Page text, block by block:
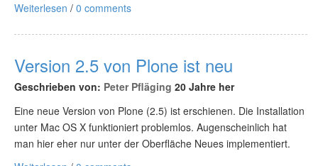
Weiterlesen / 0 comments
Version 2.5 von Plone ist neu
Geschrieben von: Peter Pfläging 20 Jahre her
Eine neue Version von Plone (2.5) ist erschienen. Die Installation
unter Mac OS X funktioniert problemlos. Augenscheinlich hat
man hier eher nur unter der Oberfläche Neues implementiert.